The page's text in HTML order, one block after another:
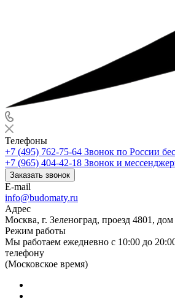
Телефоны
+7 (495) 762-75-64 Звонок по России
+7 (965) 404-42-18 Звонок и
Заказать звонок
E-mail
info@budomaty.ru
Адрес
Москва, г. Зеленоград, проезд 4801, дом
Режим работы
Мы работаем ежедневно с 10:00 до
телефону
(Московское время)